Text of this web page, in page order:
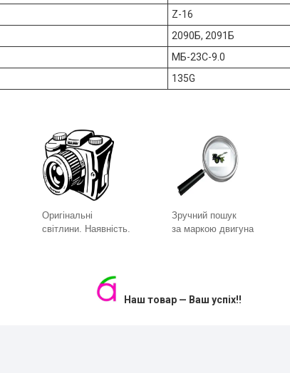
Z-16
2090Б, 2091Б
МБ-23С-9.0
135G
Оригінальні
світлини. Наявність.
Зручний пошук
за маркою двигуна
Наш товар — Ваш успіх!!